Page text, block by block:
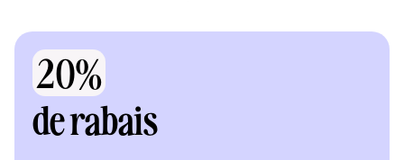
20%
de rabais